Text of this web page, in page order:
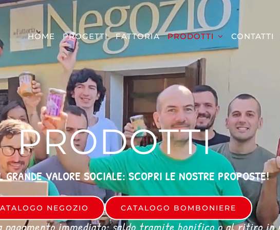
HOME PROGETTI FATTORIA PRODOTTI CONTATTI
PRODOTTI
GRANDE VALORE SOCIALE: SCOPRI LE NOSTRE PROPOSTE!
NEGOZIO CATALOGO BOMBONIERE
pagamento immediato: saldo tramite bonifico o al ritiro in